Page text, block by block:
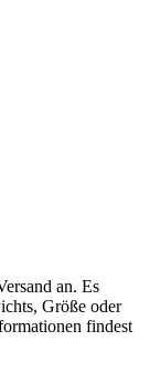
an. Es
Größe oder
findest